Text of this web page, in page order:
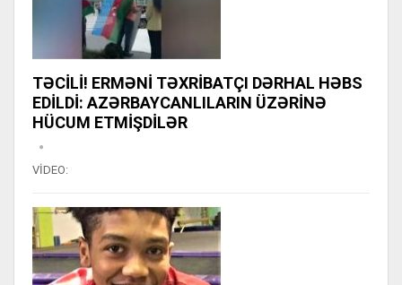
TƏCİLİ! ERMƏNİ TƏXRİBATÇI DƏRHAL HƏBS
EDİLDİ: AZƏRBAYCANLILARIN ÜZƏRİNƏ
HÜCUM ETMİŞDİLƏR
VİDEO: